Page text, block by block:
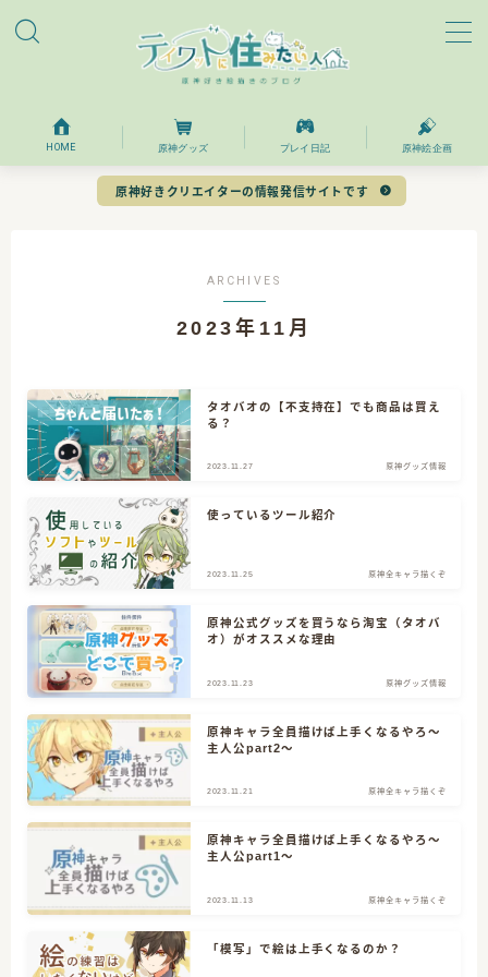
ホーム
プロフィール
目次
CATEGORY
クリエイター志 3
原神グッズ情報 14
原神プレイ日記 4
HOME 原神グッズ プレイ日記 原神絵企画
原神好きクリエイターの情報発信サイトです
ARCHIVES
2023年11月
タオバオの【不支持在】でも商品は買え
る？
2023.11.27 原神グッズ情報
使っているツール紹介
2023.11.25 原神全キャラ描くぞ
原神公式グッズを買うなら淘宝（タオバ
オ）がオススメな理由
2023.11.23 原神グッズ情報
原神キャラ全員描けば上手くなるやろ～
主人公part2～
2023.11.21 原神全キャラ描くぞ
原神キャラ全員描けば上手くなるやろ～
主人公part1～
2023.11.13 原神全キャラ描くぞ
「模写」で絵は上手くなるのか？